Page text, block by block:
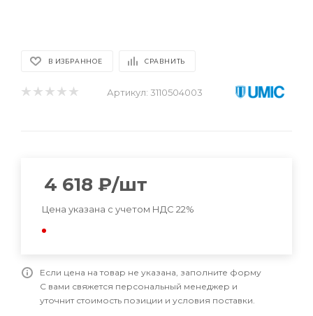
В ИЗБРАННОЕ СРАВНИТЬ
Артикул: 3110504003
4 618 ₽/шт
Цена указана с учетом НДС 22%
Если цена на товар не указана, заполните форму
С вами свяжется персональный менеджер и
уточнит стоимость позиции и условия поставки.